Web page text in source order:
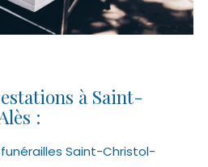
à Saint-
:
Saint-Christol-